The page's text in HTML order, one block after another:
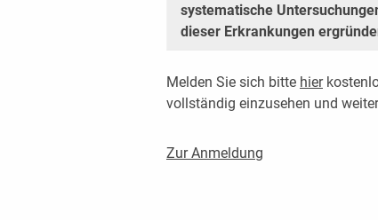
systematische
dieser Erkrankungen
Melden Sie sich bitte hier
vollständig einzusehen und
Zur Anmeldung